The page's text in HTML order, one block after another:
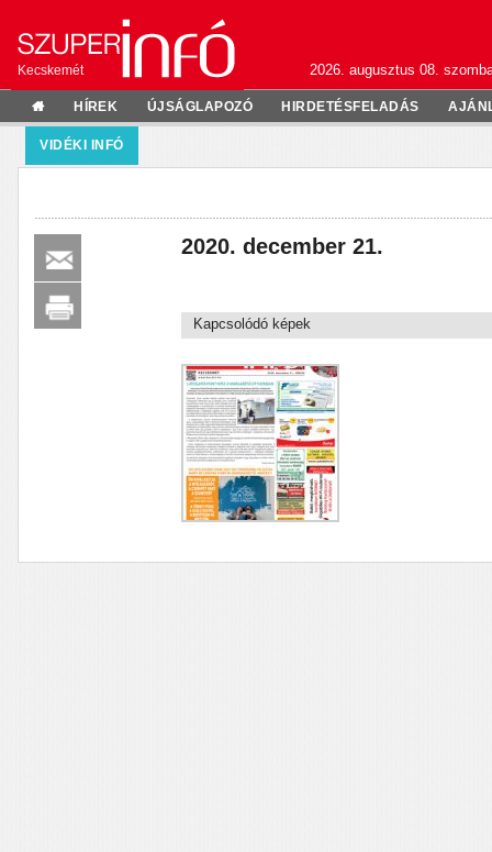
Kecskemét 2026. augusztus 08.
HÍREK ÚJSÁGLAPOZÓ HIRDETÉSFELADÁS
VIDÉKI INFÓ
2020. december 21.
Kapcsolódó képek